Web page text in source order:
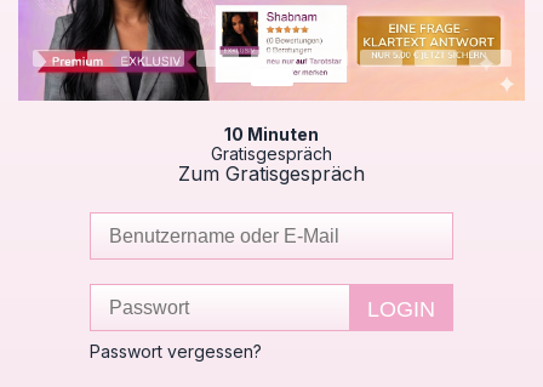
Kartenlegen Gratisgespräch
Gästebuch
10 Minuten
Gratisgespräch
Zum Gratisgespräch
Passwort vergessen?